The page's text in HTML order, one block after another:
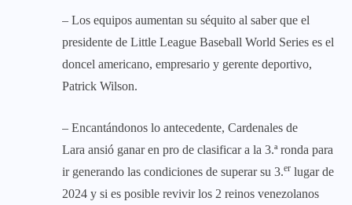
– Los equipos aumentan su séquito al saber que el
presidente de Little League Baseball World Series es el
doncel americano, empresario y gerente deportivo,
Patrick Wilson.
– Encantándonos lo antecedente, Cardenales de
Lara ansió ganar en pro de clasificar a la 3.ª ronda para
ir generando las condiciones de superar su 3.er lugar de
2024 y si es posible revivir los 2 reinos venezolanos